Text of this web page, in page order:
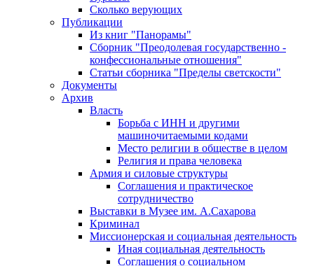
Сколько верующих
Публикации
Из книг "Панорамы"
Сборник "Преодолевая государственно -
конфессиональные отношения"
Статьи сборника "Пределы светскости"
Документы
Архив
Власть
Борьба с ИНН и другими
машиночитаемыми кодами
Место религии в обществе в целом
Религия и права человека
Армия и силовые структуры
Соглашения и практическое
сотрудничество
Выставки в Музее им. А.Сахарова
Криминал
Миссионерская и социальная деятельность
Иная социальная деятельность
Соглашения о социальном